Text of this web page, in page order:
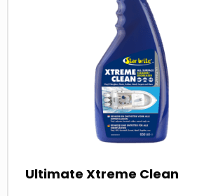
Ultimate Xtreme Clean